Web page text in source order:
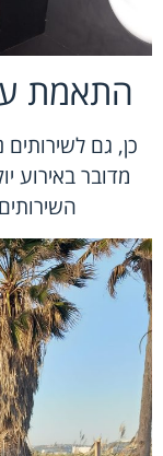
התאמת
כן, גם לשירותים
מדובר באירוע